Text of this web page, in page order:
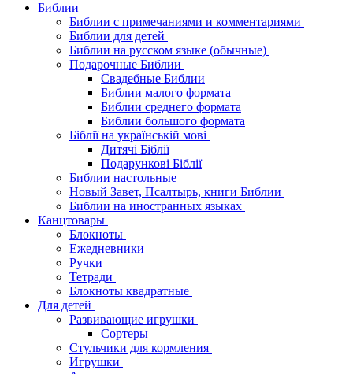
Библии
Библии с примечаниями и комментариями
Библии для детей
Библии на русском языке (обычные)
Подарочные Библии
Свадебные Библии
Библии малого формата
Библии среднего формата
Библии большого формата
Біблії на українській мові
Дитячі Біблії
Подарункові Біблії
Библии настольные
Новый Завет, Псалтырь, книги Библии
Библии на иностранных языках
Канцтовары
Блокноты
Ежедневники
Ручки
Тетради
Блокноты квадратные
Для детей
Развивающие игрушки
Сортеры
Стульчики для кормления
Игрушки